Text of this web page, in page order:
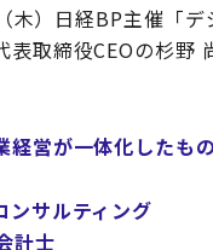
木）日経BP主催「
取締役CEOの杉野
営が一体化したも
ンサルティング
計士